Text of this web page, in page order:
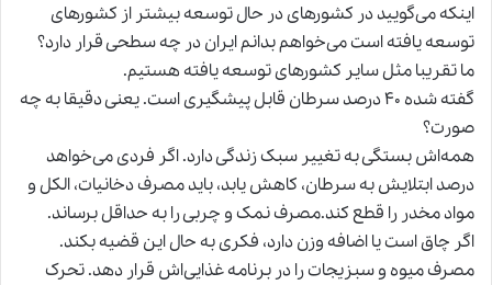
اینکه می‌گویید در کشورهای در حال توسعه بیشتر از کشورهای
توسعه یافته است می‌خواهم بدانم ایران در چه سطحی قرار دارد؟
ما تقریبا مثل سایر کشورهای توسعه یافته هستیم.
گفته شده ۴۰ درصد سرطان قابل پیشگیری است. یعنی دقیقا به چه
صورت؟
همه‌اش بستگی به تغییر سبک زندگی دارد. اگر فردی می‌خواهد
درصد ابتلایش به سرطان، کاهش یابد، باید مصرف دخانیات، الکل و
مواد مخدر را قطع کند.مصرف نمک و چربی را به حداقل برساند.
اگر چاق است یا اضافه وزن دارد، فکری به حال این قضیه بکند.
مصرف میوه و سبزیجات را در برنامه غذایی‌اش قرار دهد. تحرک